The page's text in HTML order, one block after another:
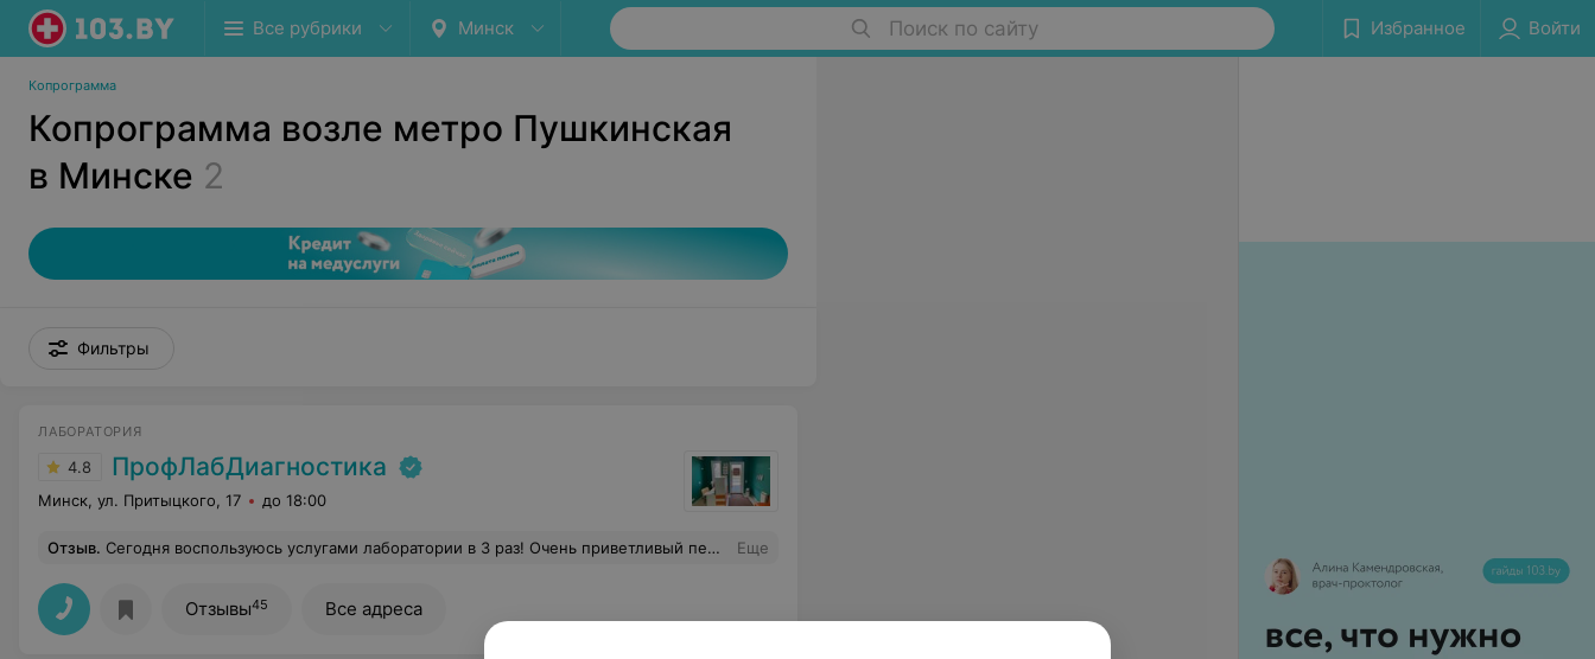
Все рубрики Минск Поиск по сайту Избранное Войти
Копрограмма
Копрограмма возле метро Пушкинская
в Минске 2
Фильтры
ЛАБОРАТОРИЯ
4.8 ПрофЛабДиагностика
Минск, ул. Притыцкого, 17 до 18:00
Отзыв. Сегодня воспользуюсь услугами лаборатории в 3 раз! Очень приветливый персонал, внимательные врачи! Спасибо! Еще
Отзывы45 Все адреса